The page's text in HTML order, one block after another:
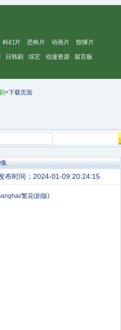
科幻片 恐怖片 动画片 惊悚片
日韩剧 综艺 动漫资源 留言板
>下载页面
布时间：2024-01-09 20:24:15
繁花(剧版)